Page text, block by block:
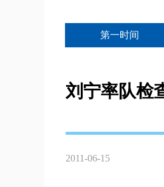
第一时间
刘宁率队检
2011-06-15